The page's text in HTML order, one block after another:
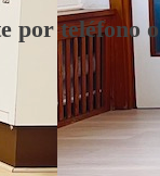
por teléfono o